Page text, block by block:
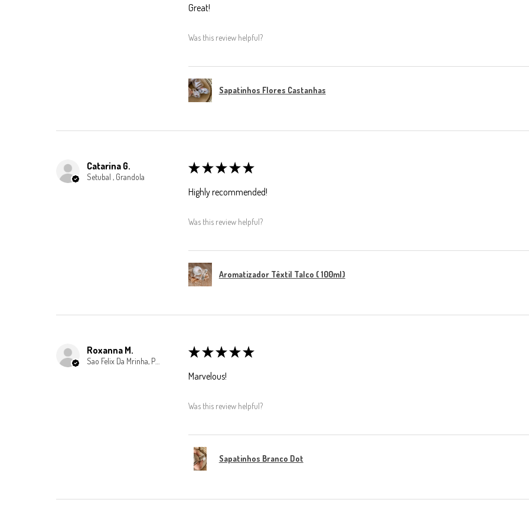
Great!
Was this review helpful?
Sapatinhos Flores Castanhas
Catarina G.
Setubal , Grandola
★ ★ ★ ★ ★
Highly recommended!
Was this review helpful?
Aromatizador Têxtil Talco ( 100ml)
Roxanna M. ★ ★ ★ ★ ★
Marvelous!
Was this review helpful?
Sapatinhos Branco Dot